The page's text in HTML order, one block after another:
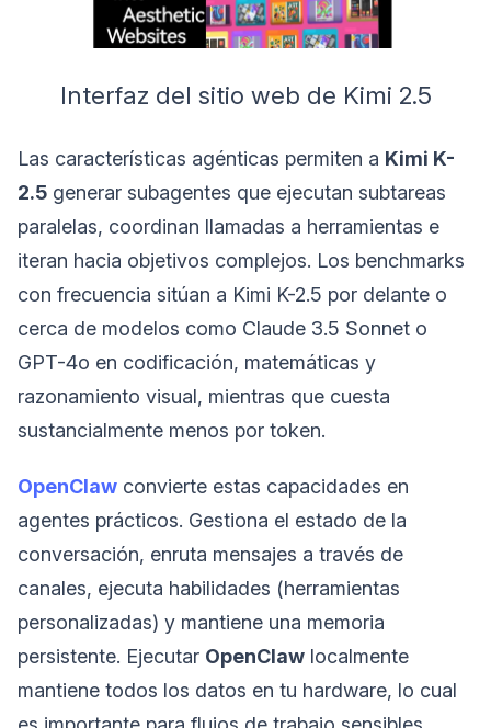
Interfaz del sitio web de Kimi 2.5
Las características agénticas permiten a Kimi K-
2.5 generar subagentes que ejecutan subtareas
paralelas, coordinan llamadas a herramientas e
iteran hacia objetivos complejos. Los benchmarks
con frecuencia sitúan a Kimi K-2.5 por delante o
cerca de modelos como Claude 3.5 Sonnet o
GPT-4o en codificación, matemáticas y
razonamiento visual, mientras que cuesta
sustancialmente menos por token.
OpenClaw convierte estas capacidades en
agentes prácticos. Gestiona el estado de la
conversación, enruta mensajes a través de
canales, ejecuta habilidades (herramientas
personalizadas) y mantiene una memoria
persistente. Ejecutar OpenClaw localmente
mantiene todos los datos en tu hardware, lo cual